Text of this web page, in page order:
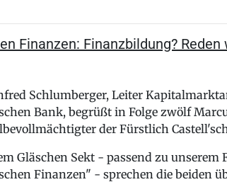
Finanzen: Finanzbildung? Reden
Schlumberger, Leiter
Bank, begrüßt in Folge zwölf
der Fürstlich
Gläschen Sekt - passend zu
Finanzen" - sprechen die beiden